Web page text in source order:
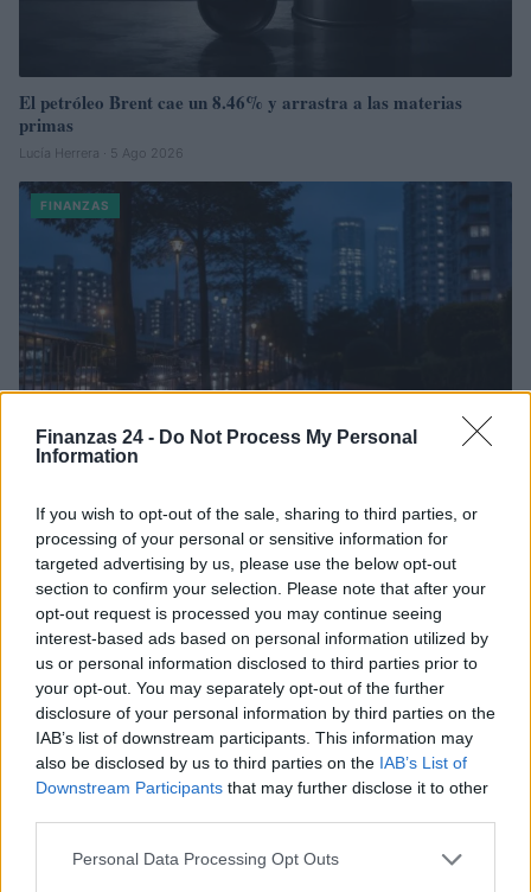
Finanzas 24 - Do Not Process My Personal
Information
If you wish to opt-out of the sale, sharing to third parties, or
processing of your personal or sensitive information for
targeted advertising by us, please use the below opt-out
section to confirm your selection. Please note that after your
opt-out request is processed you may continue seeing
interest-based ads based on personal information utilized by
us or personal information disclosed to third parties prior to
your opt-out. You may separately opt-out of the further
disclosure of your personal information by third parties on the
IAB’s list of downstream participants. This information may
also be disclosed by us to third parties on the IAB’s List of
Downstream Participants that may further disclose it to other
Please note that this website/app uses one or more Google
Personal Data Processing Opt Outs
El petróleo Brent cae un 8.46% y arrastra a las materias
primas
Lucía Herrera · 5 Ago 2026
FINANZAS
El empresario José Elías analiza el mercado inmobiliario y sus
consecuencias en la jubilación
Marta Ruiz · 5 Ago 2026
INVERSIONES